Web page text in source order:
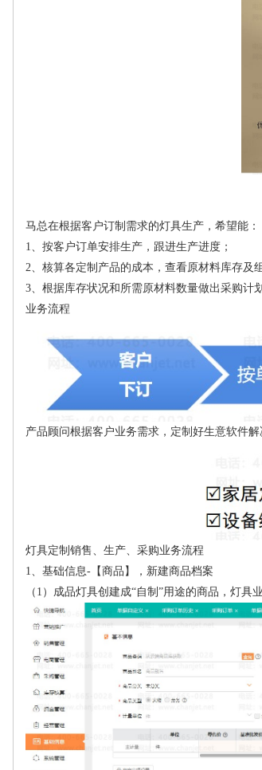
马总在根据客户订制需求的灯具生产，希望能：
1、按客户订单安排生产，跟进生产进度；
2、核算各定制产品的成本，查看原材料库存及
3、根据库存状况和所需原材料数量做出采购计
业务流程
产品顾问根据客户业务需求，定制好生意软件解
灯具定制销售、生产、采购业务流程
1、基础信息-【商品】，新建商品档案
（1）成品灯具创建成“自制”用途的商品，灯具